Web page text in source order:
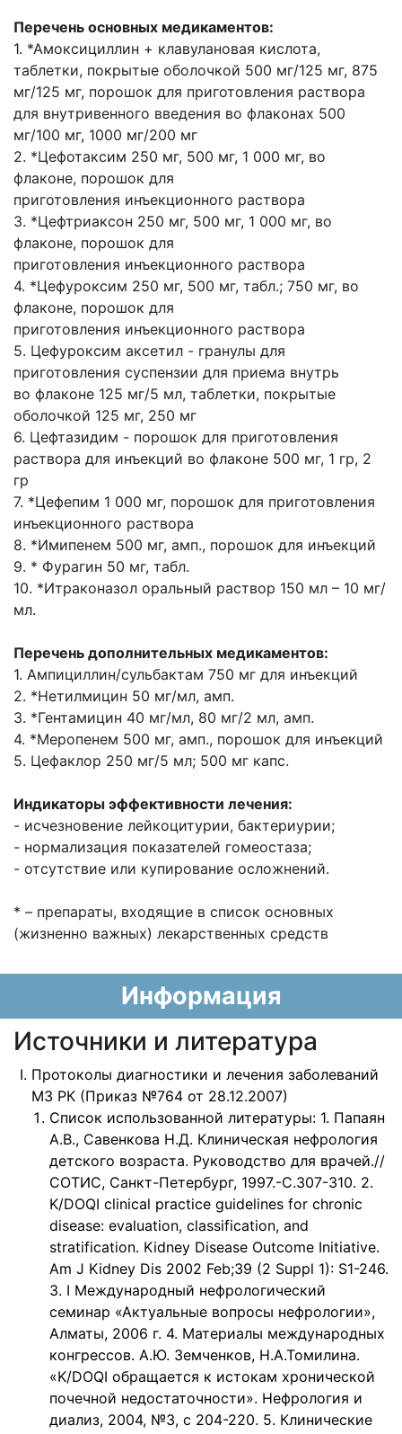
Перечень основных медикаментов:
1. *Амоксициллин + клавулановая кислота,
таблетки, покрытые оболочкой 500 мг/125 мг, 875
мг/125 мг, порошок для приготовления раствора
для внутривенного введения во флаконах 500
мг/100 мг, 1000 мг/200 мг
2. *Цефотаксим 250 мг, 500 мг, 1 000 мг, во
флаконе, порошок для
приготовления инъекционного раствора
3. *Цефтриаксон 250 мг, 500 мг, 1 000 мг, во
флаконе, порошок для
приготовления инъекционного раствора
4. *Цефуроксим 250 мг, 500 мг, табл.; 750 мг, во
флаконе, порошок для
приготовления инъекционного раствора
5. Цефуроксим аксетил - гранулы для
приготовления суспензии для приема внутрь
во флаконе 125 мг/5 мл, таблетки, покрытые
оболочкой 125 мг, 250 мг
6. Цефтазидим - порошок для приготовления
раствора для инъекций во флаконе 500 мг, 1 гр, 2
гр
7. *Цефепим 1 000 мг, порошок для приготовления
инъекционного раствора
8. *Имипенем 500 мг, амп., порошок для инъекций
9. * Фурагин 50 мг, табл.
10. *Итраконазол оральный раствор 150 мл – 10 мг/
мл.
Перечень дополнительных медикаментов:
1. Ампициллин/сульбактам 750 мг для инъекций
2. *Нетилмицин 50 мг/мл, амп.
3. *Гентамицин 40 мг/мл, 80 мг/2 мл, амп.
4. *Меропенем 500 мг, амп., порошок для инъекций
5. Цефаклор 250 мг/5 мл; 500 мг капс.
Индикаторы эффективности лечения:
- исчезновение лейкоцитурии, бактериурии;
- нормализация показателей гомеостаза;
- отсутствие или купирование осложнений.
* – препараты, входящие в список основных
(жизненно важных) лекарственных средств
Информация
Источники и литература
Протоколы диагностики и лечения заболеваний
МЗ РК (Приказ №764 от 28.12.2007)
Список использованной литературы: 1. Папаян
А.В., Савенкова Н.Д. Клиническая нефрология
детского возраста. Руководство для врачей.//
СОТИС, Санкт-Петербург, 1997.-С.307-310. 2.
K/DOQI clinical practice guidelines for chronic
disease: evaluation, classification, and
stratification. Kidney Disease Outcome Initiative.
Am J Kidney Dis 2002 Feb;39 (2 Suppl 1): S1-246.
3. I Международный нефрологический
семинар «Актуальные вопросы нефрологии»,
Алматы, 2006 г. 4. Материалы международных
конгрессов. А.Ю. Земченков, Н.А.Томилина.
«K/DOQI обращается к истокам хронической
почечной недостаточности». Нефрология и
диализ, 2004, №3, с 204-220. 5. Клинические